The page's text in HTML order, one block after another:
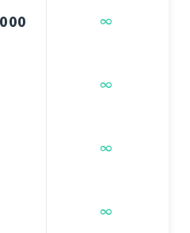
∞
∞
∞
∞